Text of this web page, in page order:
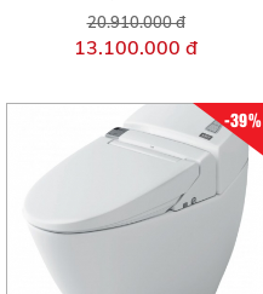
20.910.000 đ
13.100.000 đ
-39%